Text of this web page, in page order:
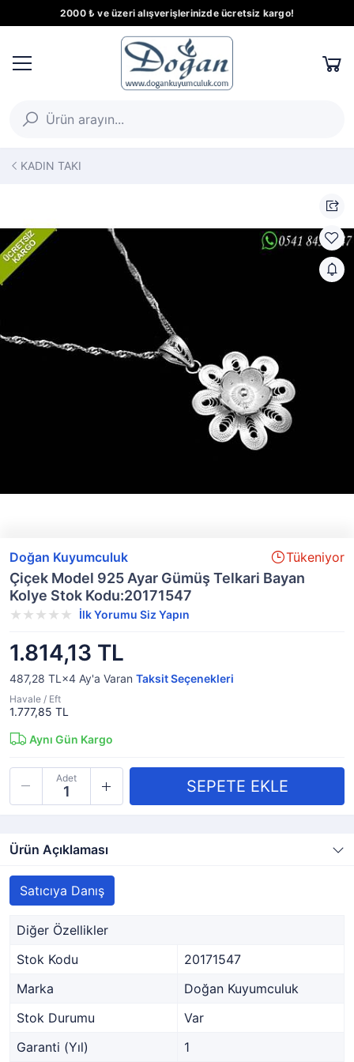
2000 ₺ ve üzeri alışverişlerinizde ücretsiz kargo!
KADIN TAKI
Doğan Kuyumculuk Tükeniyor
Çiçek Model 925 Ayar Gümüş Telkari Bayan
Kolye Stok Kodu:20171547
İlk Yorumu Siz Yapın
1.814,13 TL
487,28 TL×4 Ay'a Varan Taksit Seçenekleri
Havale / Eft
1.777,85 TL
Aynı Gün Kargo
Adet
Ürün Açıklaması
Satıcıya Danış
Diğer Özellikler
Stok Kodu
20171547
Marka
Doğan Kuyumculuk
Stok Durumu
Var
Garanti (Yıl)
1